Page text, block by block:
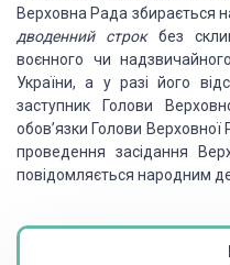
Верховна Рада збирається
дводенний строкбез
воєнного чи
України, а у разі його
заступник Голови
обов’язки Голови Верховної
проведення засідання
повідомляється народним